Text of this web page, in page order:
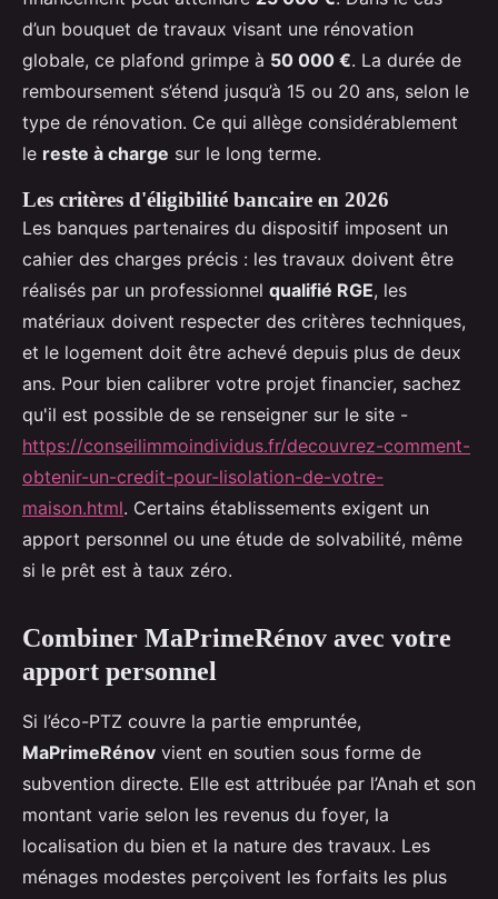
d’un bouquet de travaux visant une rénovation
globale, ce plafond grimpe à 50 000 €. La durée de
remboursement s’étend jusqu’à 15 ou 20 ans, selon le
type de rénovation. Ce qui allège considérablement
le reste à charge sur le long terme.
Les critères d'éligibilité bancaire en 2026
Les banques partenaires du dispositif imposent un
cahier des charges précis : les travaux doivent être
réalisés par un professionnel qualifié RGE, les
matériaux doivent respecter des critères techniques,
et le logement doit être achevé depuis plus de deux
ans. Pour bien calibrer votre projet financier, sachez
qu'il est possible de se renseigner sur le site -
https://conseilimmoindividus.fr/decouvrez-comment-
obtenir-un-credit-pour-lisolation-de-votre-
maison.html. Certains établissements exigent un
apport personnel ou une étude de solvabilité, même
si le prêt est à taux zéro.
Combiner MaPrimeRénov avec votre
apport personnel
Si l’éco-PTZ couvre la partie empruntée,
MaPrimeRénov vient en soutien sous forme de
subvention directe. Elle est attribuée par l’Anah et son
montant varie selon les revenus du foyer, la
localisation du bien et la nature des travaux. Les
ménages modestes perçoivent les forfaits les plus